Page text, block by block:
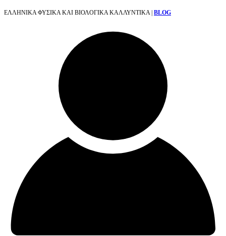
ΕΛΛΗΝΙΚΑ ΦΥΣΙΚΑ ΚΑΙ ΒΙΟΛΟΓΙΚΑ ΚΑΛΛΥΝΤΙΚΑ | BLOG